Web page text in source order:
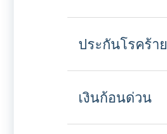
ประกันโรคร้าย
เงินก้อนด่วน